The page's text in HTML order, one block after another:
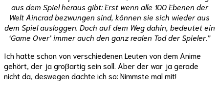
aus dem Spiel heraus gibt: Erst wenn alle 100 Ebenen der
Welt Aincrad bezwungen sind, können sie sich wieder aus
dem Spiel ausloggen. Doch auf dem Weg dahin, bedeutet ein
‘Game Over’ immer auch den ganz realen Tod der Spieler.”
Ich hatte schon von verschiedenen Leuten von dem Anime
gehört, der ja großartig sein soll. Aber der war ja gerade
nicht da, deswegen dachte ich so: Nimmste mal mit!